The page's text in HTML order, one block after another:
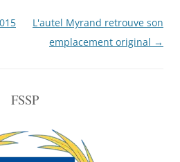
L'autel Myrand retrouve son
emplacement original →
FSSP